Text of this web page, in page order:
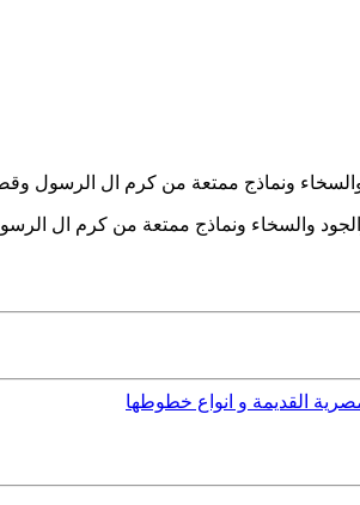
والسخاء ونماذج ممتعة من كرم ال الرسول
والجود والسخاء ونماذج ممتعة من كرم ال
القديمة و انواع خطوطها